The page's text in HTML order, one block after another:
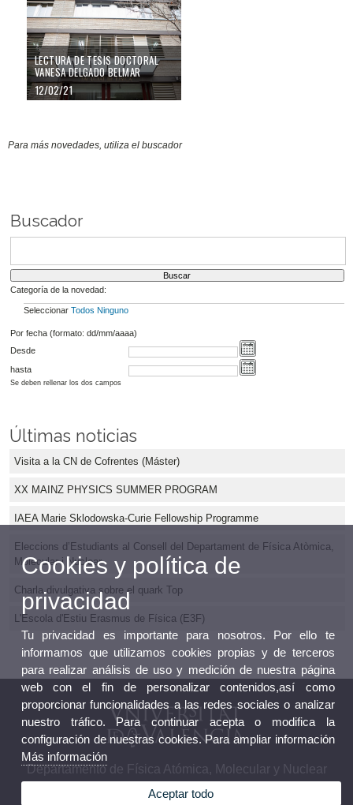
30/03/21
LECTURA DE TESIS DOCTORAL
VANESA DELGADO BELMAR
12/02/21
Para más novedades, utiliza el buscador
Buscador
Categoría de la novedad:
Seleccionar Todos Ninguno
Por fecha (formato: dd/mm/aaaa)
Desde
hasta
Se deben rellenar los dos campos
Últimas noticias
Visita a la CN de Cofrentes (Máster)
XX MAINZ PHYSICS SUMMER PROGRAM
IAEA Marie Sklodowska-Curie Fellowship Programme
Eleccions d’Estudiants al Consell del Departament de Física Atòmica,
Molecular i Nuclear
Charla divulgativa sobre el quark Top
L'Escola d'Estiu Erasmus de Física (E3F)
Departamento de Física Atómica, Molecular y Nuclear
Cookies y política de
privacidad
Tu privacidad es importante para nosotros. Por ello te
informamos que utilizamos cookies propias y de terceros
para realizar análisis de uso y medición de nuestra página
web con el fin de personalizar contenidos,así como
proporcionar funcionalidades a las redes sociales o analizar
nuestro tráfico. Para continuar acepta o modifica la
configuración de nuestras cookies. Para ampliar información
Más información
Aceptar todo